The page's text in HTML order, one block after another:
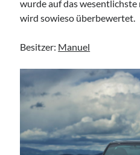
wurde auf das
wird sowieso überbewertet.
Besitzer: Manuel